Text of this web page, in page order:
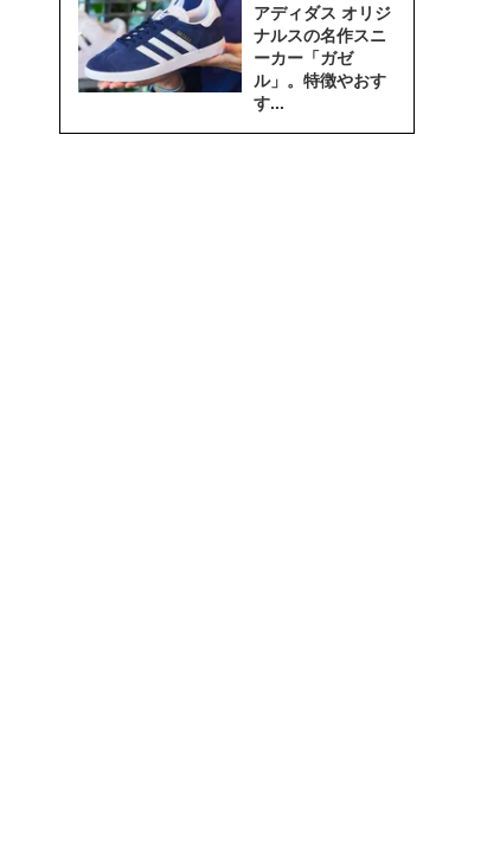
アディダス オリジ
ナルスの名作スニ
ーカー「ガゼ
ル」。特徴やおす
す...